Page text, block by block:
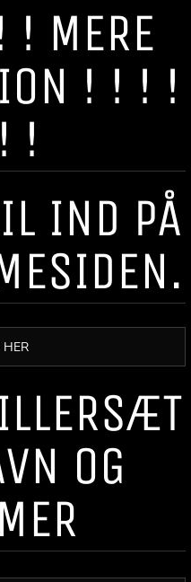
MERE
! ! ! !
!
IND PÅ
OG